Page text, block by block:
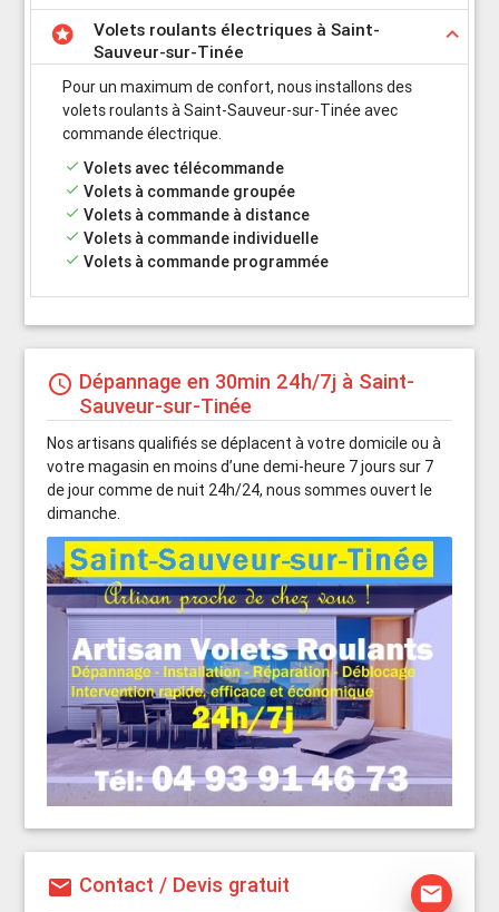
stars keyboard_arrow_up
Volets roulants électriques à Saint-
Sauveur-sur-Tinée
Pour un maximum de confort, nous installons des
volets roulants à Saint-Sauveur-sur-Tinée avec
commande électrique.
done Volets avec télécommande
done Volets à commande groupée
done Volets à commande à distance
done Volets à commande individuelle
done Volets à commande programmée
schedule Dépannage en 30min 24h/7j à Saint-
Sauveur-sur-Tinée
Nos artisans qualifiés se déplacent à votre domicile ou à
votre magasin en moins d’une demi-heure 7 jours sur 7
de jour comme de nuit 24h/24, nous sommes ouvert le
dimanche.
mail Contact / Devis gratuit mail